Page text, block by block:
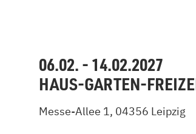
06.02. - 14.02.2027
HAUS-GARTEN-
Messe-Allee 1, 04356 Leipzig